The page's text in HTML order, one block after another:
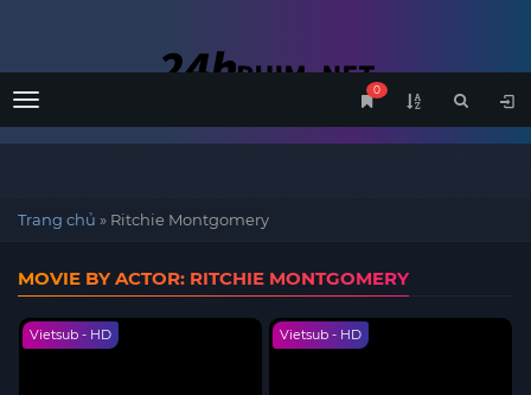
Menu
0
Trang chủ » Ritchie Montgomery
MOVIE BY ACTOR: RITCHIE MONTGOMERY
Vietsub - HD Vietsub - HD